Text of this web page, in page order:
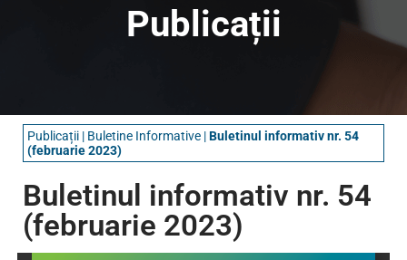
Publicații
Publicații | Buletine Informative​ |Buletinul informativ nr. 54
(februarie 2023)
Buletinul informativ nr. 54
(februarie 2023)